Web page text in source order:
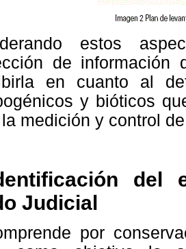
estos
de información
en cuanto al
y bióticos
medición y control
del
Judicial
por